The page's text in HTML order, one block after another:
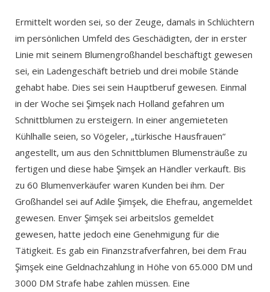
Ermittelt worden sei, so der Zeuge, damals in Schlüchtern
im persönlichen Umfeld des Geschädigten, der in erster
Linie mit seinem Blumengroßhandel beschäftigt gewesen
sei, ein Ladengeschäft betrieb und drei mobile Stände
gehabt habe. Dies sei sein Hauptberuf gewesen. Einmal
in der Woche sei Şimşek nach Holland gefahren um
Schnittblumen zu ersteigern. In einer angemieteten
Kühlhalle seien, so Vögeler, „türkische Hausfrauen“
angestellt, um aus den Schnittblumen Blumensträuße zu
fertigen und diese habe Şimşek an Händler verkauft. Bis
zu 60 Blumenverkäufer waren Kunden bei ihm. Der
Großhandel sei auf Adile Şimşek, die Ehefrau, angemeldet
gewesen. Enver Şimşek sei arbeitslos gemeldet
gewesen, hatte jedoch eine Genehmigung für die
Tätigkeit. Es gab ein Finanzstrafverfahren, bei dem Frau
Şimşek eine Geldnachzahlung in Höhe von 65.000 DM und
3000 DM Strafe habe zahlen müssen. Eine